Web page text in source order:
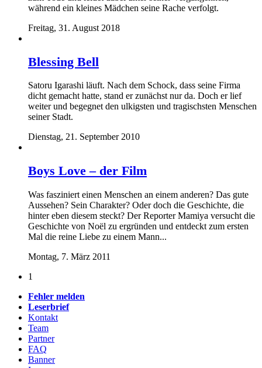
während ein kleines Mädchen seine Rache verfolgt.
Freitag, 31. August 2018
Blessing Bell
Satoru Igarashi läuft. Nach dem Schock, dass seine Firma
dicht gemacht hatte, stand er zunächst nur da. Doch er lief
weiter und begegnet den ulkigsten und tragischsten Menschen
seiner Stadt.
Dienstag, 21. September 2010
Boys Love – der Film
Was fasziniert einen Menschen an einem anderen? Das gute
Aussehen? Sein Charakter? Oder doch die Geschichte, die
hinter eben diesem steckt? Der Reporter Mamiya versucht die
Geschichte von Noël zu ergründen und entdeckt zum ersten
Mal die reine Liebe zu einem Mann...
Montag, 7. März 2011
1
Fehler melden
Leserbrief
Kontakt
Team
Partner
FAQ
Banner